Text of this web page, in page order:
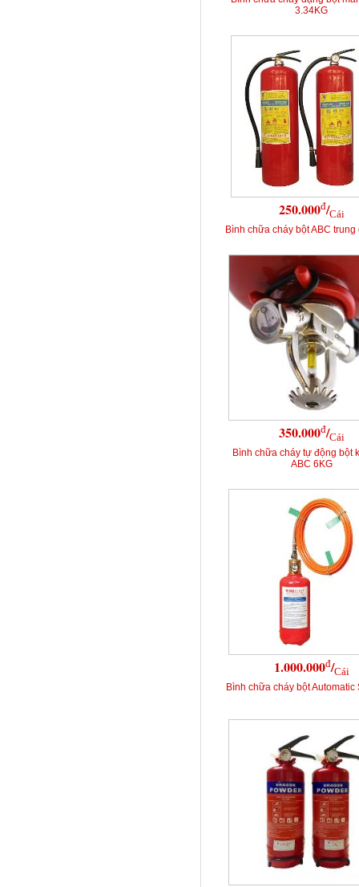
3.34KG
250.000đ/Cái
Bình chữa cháy bột ABC trung
350.000đ/Cái
Bình chữa cháy tự động bột
ABC 6KG
1.000.000đ/Cái
Bình chữa cháy bột Automatic